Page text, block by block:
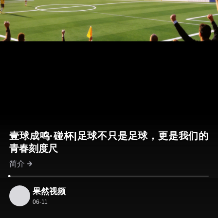
壹球成鸣·碰杯|足球不只是足球，更是我们的
青春刻度尺
简介
果然视频
06-11